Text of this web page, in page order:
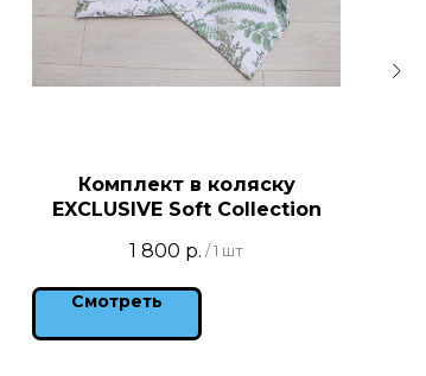
Комплект в коляску
EXCLUSIVE Soft Collection
1 800 р. / 1 шт
Смотреть